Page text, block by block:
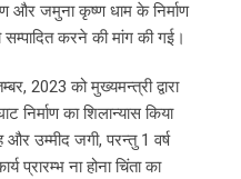
और जमुना कृष्ण धाम के निर्माण
सम्पादित करने की मांग की गई।
2023 को मुख्यमन्त्री द्वारा
का शिलान्यास किया
और उम्मीद जगी, परन्तु 1 वर्ष
प्रारम्भ ना होना चिंता का